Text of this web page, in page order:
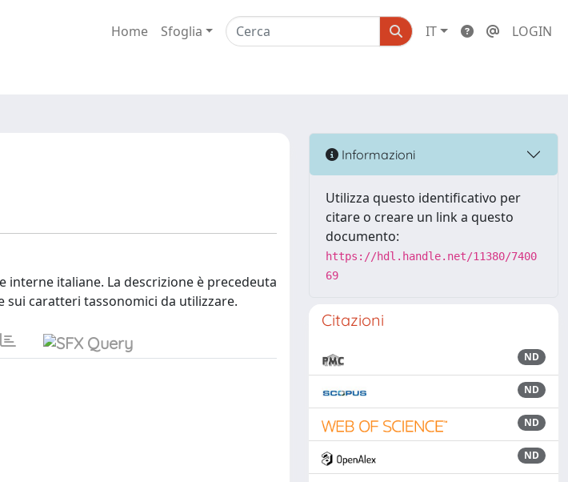
Home Sfoglia IT LOGIN
italiane. La descrizione è precedeuta
sui caratteri tassonomici da utilizzare.
Informazioni
Utilizza questo identificativo per
citare o creare un link a questo
documento:
https://hdl.handle.net/11380/7400
69
Citazioni
ND
ND
ND
ND